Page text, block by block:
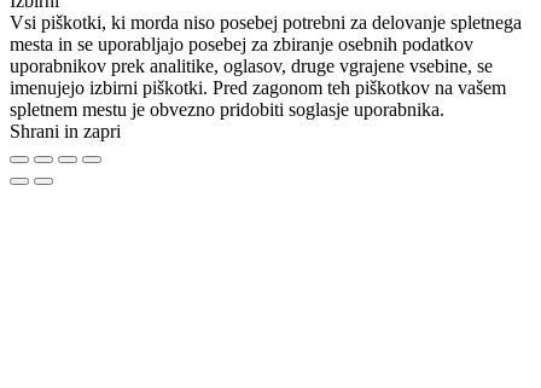
Vsi piškotki, ki morda niso posebej potrebni za delovanje spletnega
mesta in se uporabljajo posebej za zbiranje osebnih podatkov
uporabnikov prek analitike, oglasov, druge vgrajene vsebine, se
imenujejo izbirni piškotki. Pred zagonom teh piškotkov na vašem
spletnem mestu je obvezno pridobiti soglasje uporabnika.
Shrani in zapri